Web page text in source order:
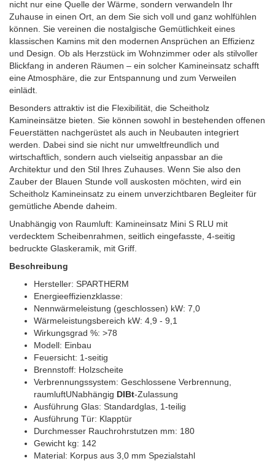
nicht nur eine Quelle der Wärme, sondern verwandeln Ihr
Zuhause in einen Ort, an dem Sie sich voll und ganz wohlfühlen
können. Sie vereinen die nostalgische Gemütlichkeit eines
klassischen Kamins mit den modernen Ansprüchen an Effizienz
und Design. Ob als Herzstück im Wohnzimmer oder als stilvoller
Blickfang in anderen Räumen – ein solcher Kamineinsatz schafft
eine Atmosphäre, die zur Entspannung und zum Verweilen
einlädt.
Besonders attraktiv ist die Flexibilität, die Scheitholz
Kamineinsätze bieten. Sie können sowohl in bestehenden offenen
Feuerstätten nachgerüstet als auch in Neubauten integriert
werden. Dabei sind sie nicht nur umweltfreundlich und
wirtschaftlich, sondern auch vielseitig anpassbar an die
Architektur und den Stil Ihres Zuhauses. Wenn Sie also den
Zauber der Blauen Stunde voll auskosten möchten, wird ein
Scheitholz Kamineinsatz zu einem unverzichtbaren Begleiter für
gemütliche Abende daheim.
Unabhängig von Raumluft: Kamineinsatz Mini S RLU mit
verdecktem Scheibenrahmen, seitlich eingefasste, 4-seitig
bedruckte Glaskeramik, mit Griff.
Beschreibung
Hersteller: SPARTHERM
Energieeffizienzklasse:
Nennwärmeleistung (geschlossen) kW: 7,0
Wärmeleistungsbereich kW: 4,9 - 9,1
Wirkungsgrad %: >78
Modell: Einbau
Feuersicht: 1-seitig
Brennstoff: Holzscheite
Verbrennungssystem: Geschlossene Verbrennung,
raumluftUNabhängig DIBt-Zulassung
Ausführung Glas: Standardglas, 1-teilig
Ausführung Tür: Klapptür
Durchmesser Rauchrohrstutzen mm: 180
Gewicht kg: 142
Material: Korpus aus 3,0 mm Spezialstahl